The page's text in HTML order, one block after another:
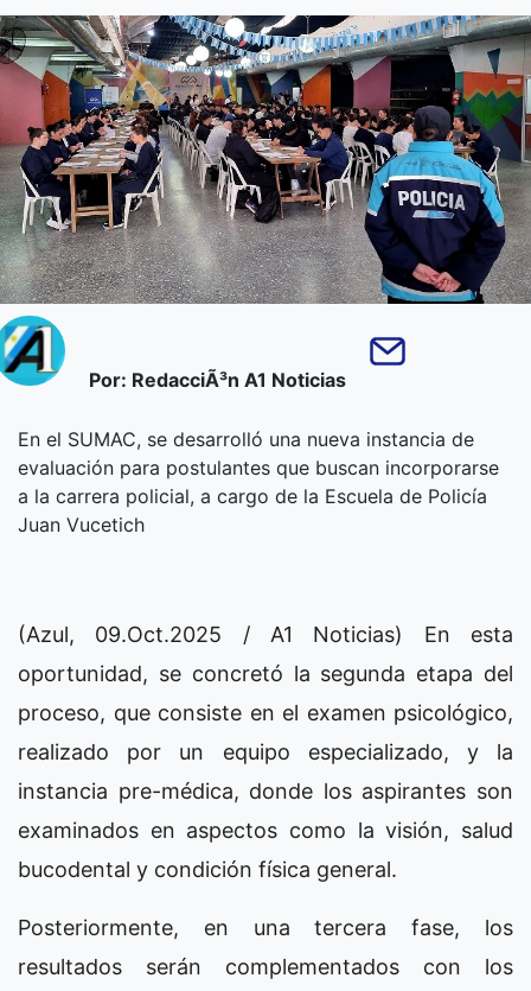
Por: RedacciÃ³n A1 Noticias
En el SUMAC, se desarrolló una nueva instancia de
evaluación para postulantes que buscan incorporarse
a la carrera policial, a cargo de la Escuela de Policía
Juan Vucetich
(Azul, 09.Oct.2025 / A1 Noticias) En esta
oportunidad, se concretó la segunda etapa del
proceso, que consiste en el examen psicológico,
realizado por un equipo especializado, y la
instancia pre-médica, donde los aspirantes son
examinados en aspectos como la visión, salud
bucodental y condición física general.
Posteriormente, en una tercera fase, los
resultados serán complementados con los